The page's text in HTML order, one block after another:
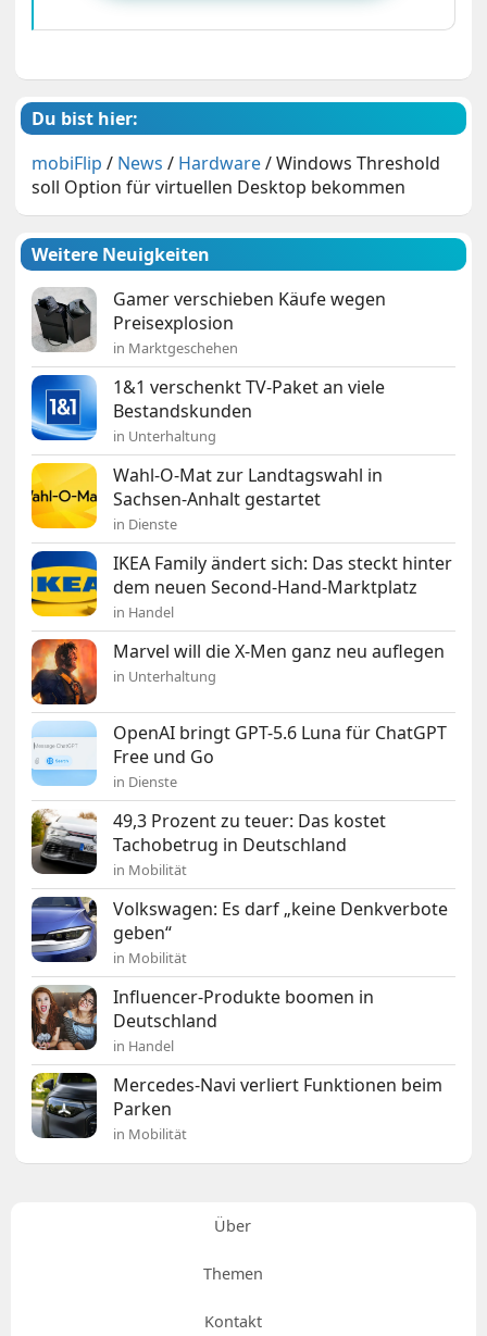
Du bist hier:
mobiFlip / News / Hardware/Windows Threshold
soll Option für virtuellen Desktop bekommen
Weitere Neuigkeiten
Gamer verschieben Käufe wegen
Preisexplosion
in Marktgeschehen
1&1 verschenkt TV-Paket an viele
Bestandskunden
in Unterhaltung
Wahl-O-Mat zur Landtagswahl in
Sachsen-Anhalt gestartet
in Dienste
IKEA Family ändert sich: Das steckt hinter
dem neuen Second-Hand-Marktplatz
in Handel
Marvel will die X-Men ganz neu auflegen
in Unterhaltung
OpenAI bringt GPT-5.6 Luna für ChatGPT
Free und Go
in Dienste
49,3 Prozent zu teuer: Das kostet
Tachobetrug in Deutschland
in Mobilität
Volkswagen: Es darf „keine Denkverbote
geben“
in Mobilität
Influencer-Produkte boomen in
Deutschland
in Handel
Mercedes-Navi verliert Funktionen beim
Parken
in Mobilität
Über
Themen
Kontakt